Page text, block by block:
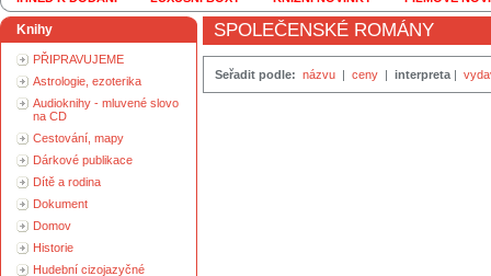
Knihy
PŘIPRAVUJEME
Astrologie, ezoterika
Audioknihy - mluvené slovo
na CD
Cestování, mapy
Dárkové publikace
Dítě a rodina
Dokument
Domov
Historie
Hudební cizojazyčné
SPOLEČENSKÉ ROMÁNY
Seřadit podle: názvu | ceny | interpreta |